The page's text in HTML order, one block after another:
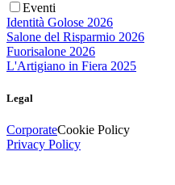
Eventi
Identità Golose 2026
Salone del Risparmio 2026
Fuorisalone 2026
L'Artigiano in Fiera 2025
Legal
CorporateCookie Policy
Privacy Policy